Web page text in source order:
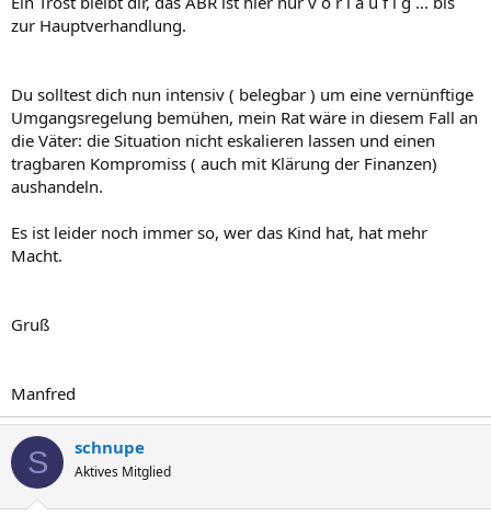
zur Hauptverhandlung.
Du solltest dich nun intensiv ( belegbar ) um eine vernünftige
Umgangsregelung bemühen, mein Rat wäre in diesem Fall an
die Väter: die Situation nicht eskalieren lassen und einen
tragbaren Kompromiss ( auch mit Klärung der Finanzen)
aushandeln.
Es ist leider noch immer so, wer das Kind hat, hat mehr
Macht.
Gruß
Manfred
S schnupe
Aktives Mitglied